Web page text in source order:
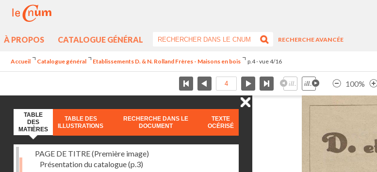
À PROPOS CATALOGUE GÉNÉRAL
RECHERCHE AVANCÉE
Accueil Catalogue général Etablissements D. & N. Rolland Frères - Maisons en bois p.4 - vue 4/16
100%
TABLE
DES
MATIÈRES
TABLE DES
ILLUSTRATIONS
RECHERCHE DANS LE
DOCUMENT
TEXTE
OCÉRISÉ
PAGE DE TITRE (Première image)
Présentation du catalogue(p.3)